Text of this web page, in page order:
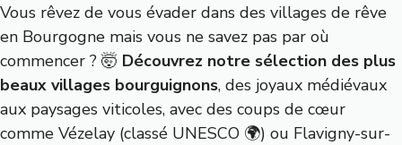
Vous rêvez de vous évader dans des villages de rêve
en Bourgogne mais vous ne savez pas par où
commencer ? 🤯 Découvrez notre sélection des plus
beaux villages bourguignons, des joyaux médiévaux
aux paysages viticoles, avec des coups de cœur
comme Vézelay (classé UNESCO 🌍) ou Flavigny-sur-